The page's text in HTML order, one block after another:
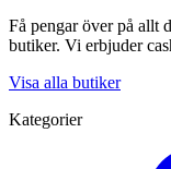
Få pengar över på allt
butiker. Vi erbjuder
Visa alla butiker
Kategorier